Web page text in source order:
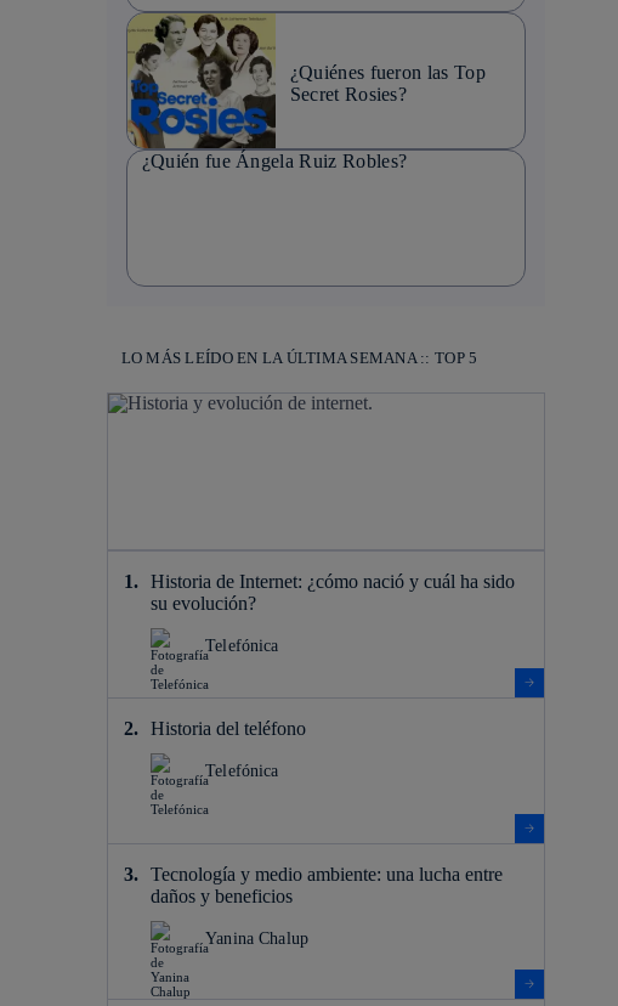
¿Quiénes fueron las Top
Secret Rosies?
¿Quién fue Ángela Ruiz Robles?
LO MÁS LEÍDO EN LA ÚLTIMA SEMANA :: TOP 5
Historia de Internet: ¿cómo nació y cuál ha sido
su evolución?
Telefónica
Historia del teléfono
Telefónica
Tecnología y medio ambiente: una lucha entre
daños y beneficios
Yanina Chalup